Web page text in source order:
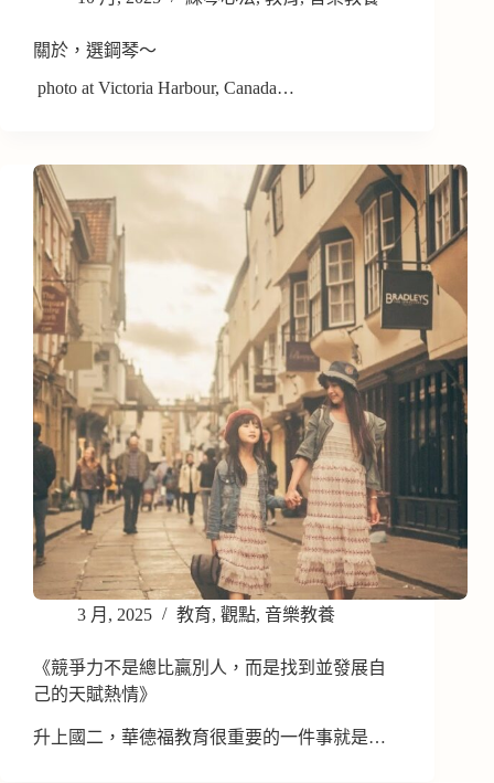
關於，選鋼琴～
photo at Victoria Harbour, Canada…
3 月, 2025 教育, 觀點, 音樂教養
《競爭力不是總比贏別人，而是找到並發展自
己的天賦熱情》
升上國二，華德福教育很重要的一件事就是…